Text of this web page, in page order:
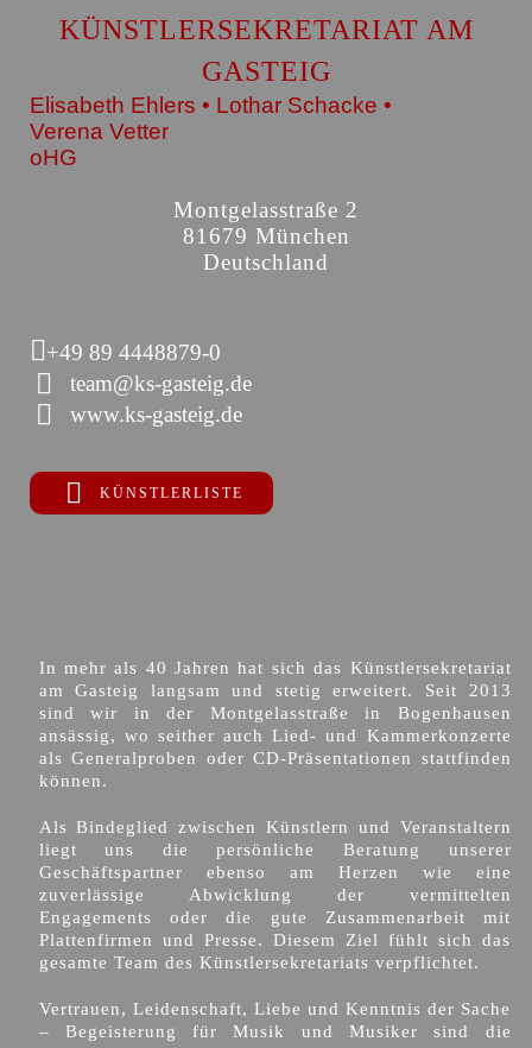
KÜNSTLERSEKRETARIAT AM
GASTEIG
Elisabeth Ehlers • Lothar Schacke •
Verena Vetter
oHG
Montgelasstraße 2
81679 München
Deutschland
+49 89 4448879-0
team@ks-gasteig.de
www.ks-gasteig.de
KÜNSTLERLISTE
In mehr als 40 Jahren hat sich das Künstlersekretariat
am Gasteig langsam und stetig erweitert. Seit 2013
sind wir in der Montgelasstraße in Bogenhausen
ansässig, wo seither auch Lied- und Kammerkonzerte
als Generalproben oder CD-Präsentationen stattfinden
können.
Als Bindeglied zwischen Künstlern und Veranstaltern
liegt uns die persönliche Beratung unserer
Geschäftspartner ebenso am Herzen wie eine
zuverlässige Abwicklung der vermittelten
Engagements oder die gute Zusammenarbeit mit
Plattenfirmen und Presse. Diesem Ziel fühlt sich das
gesamte Team des Künstlersekretariats verpflichtet.
Vertrauen, Leidenschaft, Liebe und Kenntnis der Sache
– Begeisterung für Musik und Musiker sind die